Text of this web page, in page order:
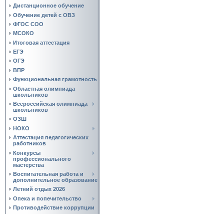
Дистанционное обучение
Обучение детей с ОВЗ
ФГОС СОО
МСОКО
Итоговая аттестация
ЕГЭ
ОГЭ
ВПР
Функциональная грамотность
Областная олимпиада
школьников
Всероссийская олимпиада
школьников
ОЗШ
НОКО
Аттестация педагогических
работников
Конкурсы
профессионального
мастерства
Воспитательная работа и
дополнительное образование
Летний отдых 2026
Опека и попечительство
Противодействие коррупции